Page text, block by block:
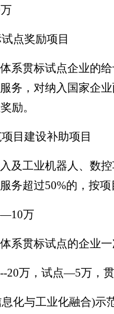
点奖励项目
系贯标试点企业的
务，对纳入国家企
励。
目建设补助项目
及工业机器人、数
务超过50%的，按
—10万
系贯标试点的企业
20万，试点—5万，
化与工业化融合)